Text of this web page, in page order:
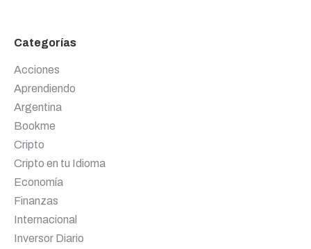
Categorías
Acciones
Aprendiendo
Argentina
Bookme
Cripto
Cripto en tu Idioma
Economía
Finanzas
Internacional
Inversor Diario